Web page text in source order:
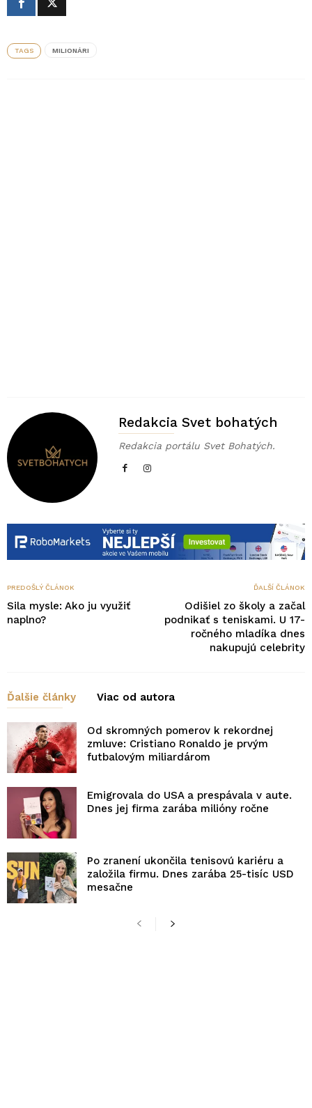
TAGS MILIONÁRI
Redakcia Svet bohatých
Redakcia portálu Svet Bohatých.
PREDOŠLÝ ČLÁNOK
Sila mysle: Ako ju využiť
naplno?
ĎALŠÍ ČLÁNOK
Odišiel zo školy a začal
podnikať s teniskami. U 17-
ročného mladíka dnes
nakupujú celebrity
Ďalšie články Viac od autora
Od skromných pomerov k rekordnej
zmluve: Cristiano Ronaldo je prvým
futbalovým miliardárom
Emigrovala do USA a prespávala v aute.
Dnes jej firma zarába milióny ročne
Po zranení ukončila tenisovú kariéru a
založila firmu. Dnes zarába 25-tisíc USD
mesačne